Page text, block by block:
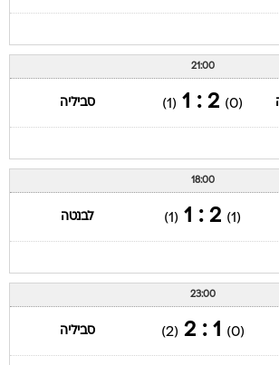
21:00
(0)
2 : 1
(1) סביליה
18:00
(1)
2 : 1
(1) לבנטה
23:00
(0)
1 : 2
(2) סביליה